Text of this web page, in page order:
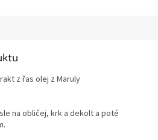
z řas olej z Maruly
na obličej, krk a dekolt a poté